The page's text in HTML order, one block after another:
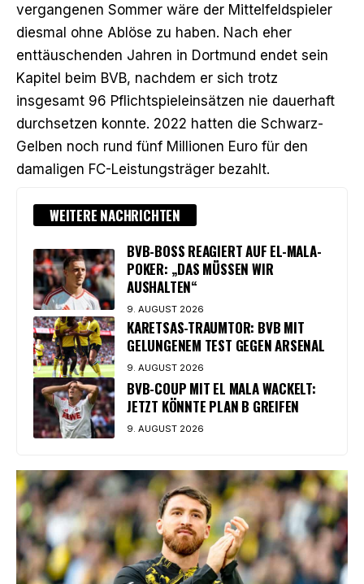
vergangenen Sommer wäre der Mittelfeldspieler
diesmal ohne Ablöse zu haben. Nach eher
enttäuschenden Jahren in Dortmund endet sein
Kapitel beim BVB, nachdem er sich trotz
insgesamt 96 Pflichtspieleinsätzen nie dauerhaft
durchsetzen konnte. 2022 hatten die Schwarz-
Gelben noch rund fünf Millionen Euro für den
damaligen FC-Leistungsträger bezahlt.
WEITERE NACHRICHTEN
BVB-BOSS REAGIERT AUF EL-MALA-
POKER: „DAS MÜSSEN WIR
AUSHALTEN“
9. AUGUST 2026
KARETSAS-TRAUMTOR: BVB MIT
GELUNGENEM TEST GEGEN ARSENAL
9. AUGUST 2026
BVB-COUP MIT EL MALA WACKELT:
JETZT KÖNNTE PLAN B GREIFEN
9. AUGUST 2026